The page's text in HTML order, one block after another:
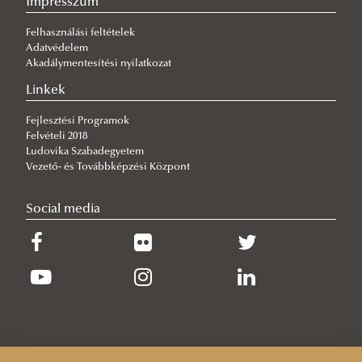
2025. november
2025. december
2024. november
2024. december
Felhasználási feltételek
Adatvédelem
Akadálymentesítési nyilatkozat
Linkek
Fejlesztési Programok
Felvételi 2018
Ludovika Szabadegyetem
Vezető- és Továbbképzési Központ
Social media